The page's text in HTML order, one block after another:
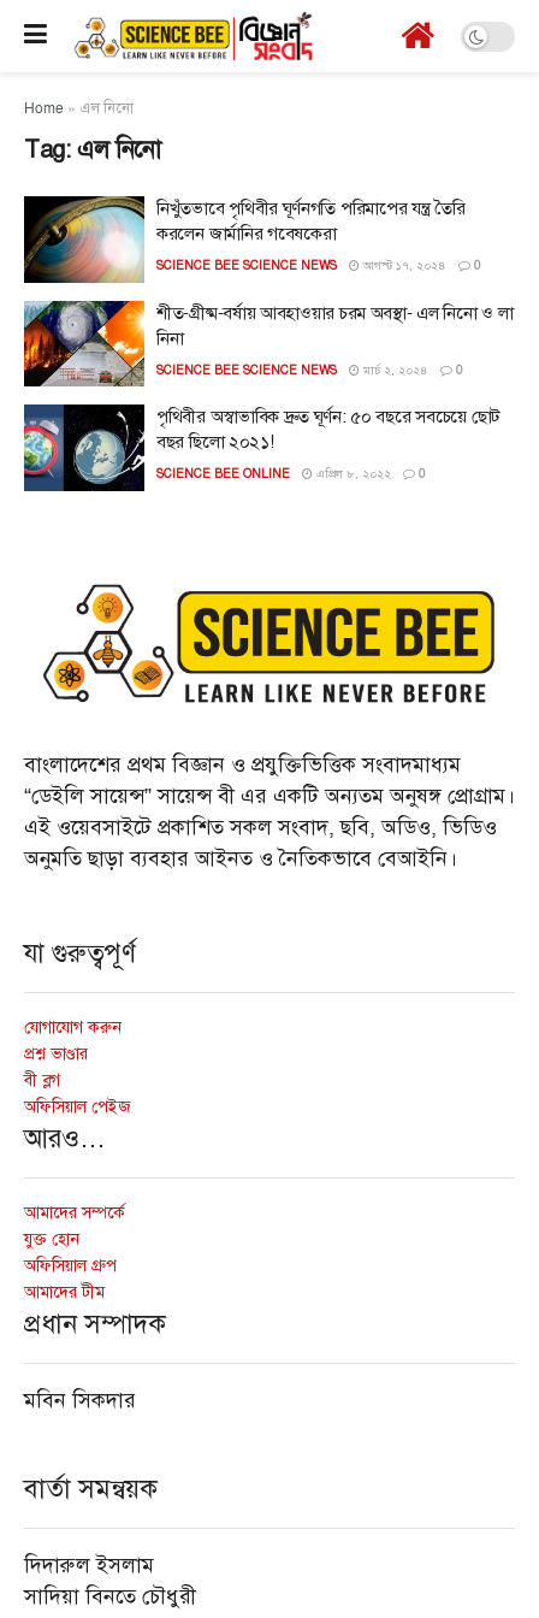
Home » এল নিনো
Tag: এল নিনো
নিখুঁতভাবে পৃথিবীর ঘূর্ণনগতি পরিমাপের যন্ত্র তৈরি
করলেন জার্মানির গবেষকেরা
SCIENCE BEE SCIENCE NEWS আগস্ট ১৭, ২০২৪ 0
শীত-গ্রীষ্ম-বর্ষায় আবহাওয়ার চরম অবস্থা- এল নিনো ও লা
নিনা
SCIENCE BEE SCIENCE NEWS মার্চ ২, ২০২৪ 0
পৃথিবীর অস্বাভাবিক দ্রুত ঘূর্ণন: ৫০ বছরে সবচেয়ে ছোট
বছর ছিলো ২০২১!
SCIENCE BEE ONLINE এপ্রিল ৮, ২০২২ 0
বাংলাদেশের প্রথম বিজ্ঞান ও প্রযুক্তিভিত্তিক সংবাদমাধ্যম
“ডেইলি সায়েন্স” সায়েন্স বী এর একটি অন্যতম অনুষঙ্গ প্রোগ্রাম।
এই ওয়েবসাইটে প্রকাশিত সকল সংবাদ, ছবি, অডিও, ভিডিও
অনুমতি ছাড়া ব্যবহার আইনত ও নৈতিকভাবে বেআইনি।
যা গুরুত্বপূর্ণ
যোগাযোগ করুন
প্রশ্ন ভাণ্ডার
বী ব্লগ
অফিসিয়াল পেইজ
আরও…
আমাদের সম্পর্কে
যুক্ত হোন
অফিসিয়াল গ্রুপ
আমাদের টীম
প্রধান সম্পাদক
মবিন সিকদার
বার্তা সমন্বয়ক
দিদারুল ইসলাম
সাদিয়া বিনতে চৌধুরী